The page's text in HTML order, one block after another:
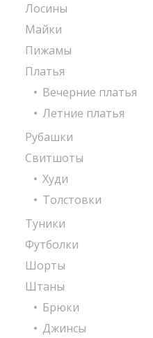
Лосины
Майки
Пижамы
Платья
Вечерние платья
Летние платья
Рубашки
Свитшоты
Худи
Толстовки
Туники
Футболки
Шорты
Штаны
Брюки
Джинсы